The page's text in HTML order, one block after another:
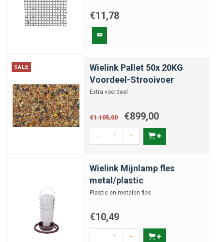
€11,78
SALE
Wielink Pallet 50x 20KG
Voordeel-Strooivoer
Extra voordeel
€1.105,00 €899,00
- +
Wielink Mijnlamp fles
metal/plastic
Plastic en metalen fles
€10,49
- +